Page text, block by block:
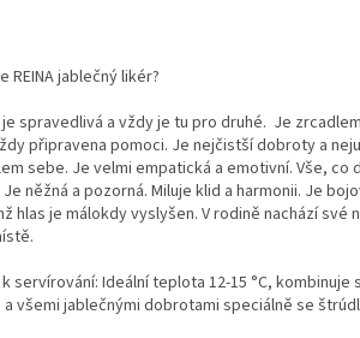
REINA jablečný likér?
spravedlivá a vždy je tu pro druhé. Je
připravena pomoci. Je nejčistší dobroty a
sebe. Je velmi empatická a emotivní. Vše, co
něžná a pozorná. Miluje klid a harmonii. Je
hlas je málokdy vyslyšen. V rodině nachází
servírování: Ideální teplota 12-15 °C, kombinuje
všemi jablečnými dobrotami speciálně se